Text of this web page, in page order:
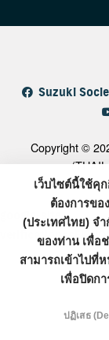
เว็บไซต์นี้ใช้คุ
ต้องการขอ
(ประเทศไทย) จ
ของท่าน เพื่อ
สามารถเข้าไปที่
เพื่อปิดก
ปฏิเสธ
Suzuki
Copyright ©
google-site-